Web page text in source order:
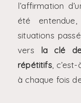
l’affirmation
été
situations
vers
la clé
répétitifs,
à chaque fois